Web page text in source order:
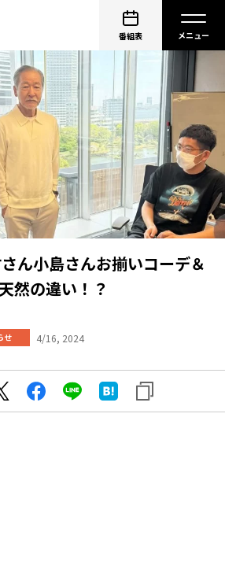
番組表
ん小島さんお揃いコーデ＆
然の違い！？
せ 4/16, 2024